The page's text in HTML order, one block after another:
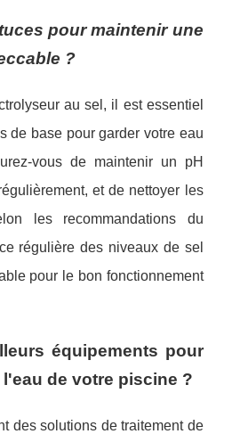
pour maintenir une
?
au sel, il est essentiel
de base pour garder votre eau
vous de maintenir un pH
et de nettoyer les
les recommandations du
régulière des niveaux de sel
pour le bon fonctionnement
équipements pour
de votre piscine ?
des solutions de traitement de